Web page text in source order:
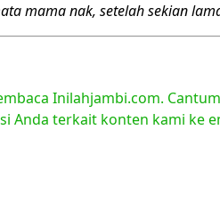
mama nak, setelah sekian
Inilahjambi.com.
Anda terkait konten kami ke